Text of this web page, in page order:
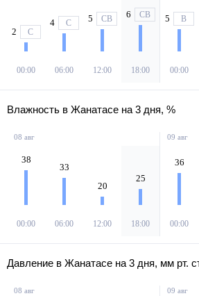
2 С
00:00
4 С
06:00
5 СВ
12:00
6 СВ
18:00
5 В
00:00
Влажность в Жанатасе на 3 дня, %
08 авг
38
00:00
33
06:00
20
12:00
25
18:00
09 авг
36
00:00
Давление в Жанатасе на 3 дня, мм рт. ст.
08 авг 09 авг